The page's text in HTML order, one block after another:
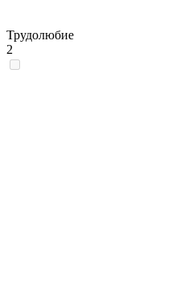
Трудолюбие
2